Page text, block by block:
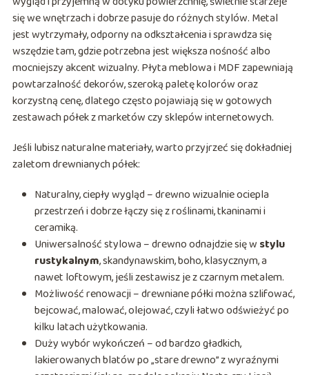
się we wnętrzach i dobrze pasuje do różnych stylów. Metal
jest wytrzymały, odporny na odkształcenia i sprawdza się
wszędzie tam, gdzie potrzebna jest większa nośność albo
mocniejszy akcent wizualny. Płyta meblowa i MDF zapewniają
powtarzalność dekorów, szeroką paletę kolorów oraz
korzystną cenę, dlatego często pojawiają się w gotowych
zestawach półek z marketów czy sklepów internetowych.
Jeśli lubisz naturalne materiały, warto przyjrzeć się dokładniej
zaletom drewnianych półek:
Naturalny, ciepły wygląd – drewno wizualnie ociepla
przestrzeń i dobrze łączy się z roślinami, tkaninami i
ceramiką.
Uniwersalność stylowa – drewno odnajdzie się w stylu
rustykalnym, skandynawskim, boho, klasycznym, a
nawet loftowym, jeśli zestawisz je z czarnym metalem.
Możliwość renowacji – drewniane półki można szlifować,
bejcować, malować, olejować, czyli łatwo odświeżyć po
kilku latach użytkowania.
Duży wybór wykończeń – od bardzo gładkich,
lakierowanych blatów po „stare drewno” z wyraźnymi